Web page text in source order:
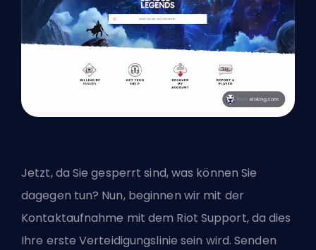
Jetzt, da Sie gesperrt sind, was können Sie
dagegen tun? Nun, beginnen wir mit der
Kontaktaufnahme mit dem Riot Support, da dies
Ihre erste Verteidigungslinie sein wird. Senden